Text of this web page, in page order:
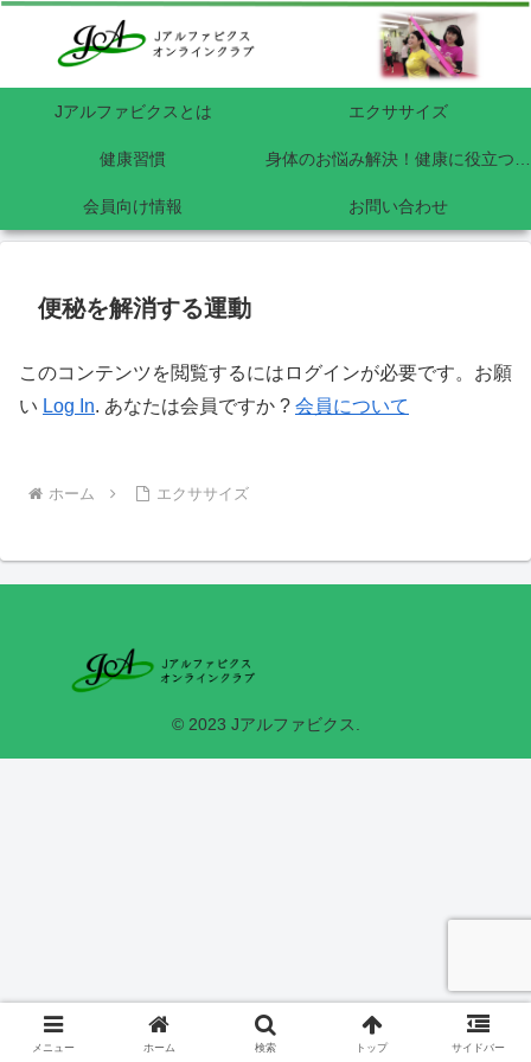
Jアルファビクスとは エクササイズ
健康習慣
会員向け情報 お問い合わせ
便秘を解消する運動
このコンテンツを閲覧するにはログインが必要です。お願
い Log In. あなたは会員ですか ? 会員について
ホーム エクササイズ
© 2023 Jアルファビクス.
メニュー ホーム 検索 トップ サイドバー